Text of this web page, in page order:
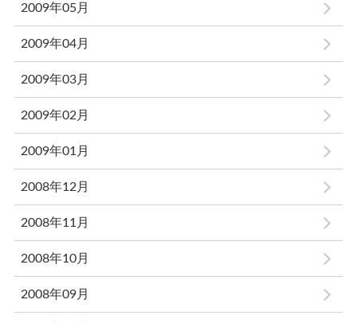
2009年05月
2009年04月
2009年03月
2009年02月
2009年01月
2008年12月
2008年11月
2008年10月
2008年09月